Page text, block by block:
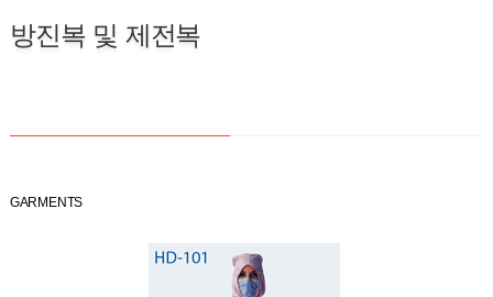
방진복 및 제전복
GARMENTS